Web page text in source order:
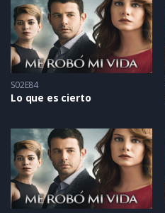
S02E84
Lo que es cierto